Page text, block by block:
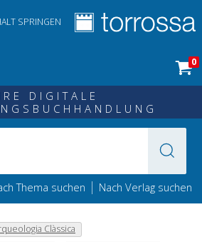
SPRINGEN
0
DIGITALE
Thema suchen | Nach Verlag suchen
Clàssica